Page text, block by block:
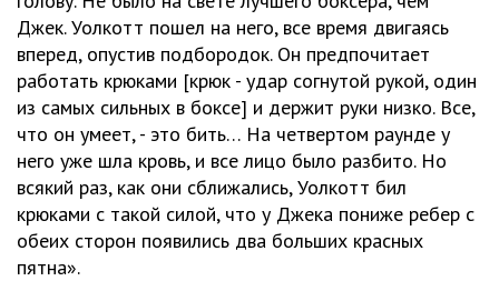
Джек. Уолкотт пошел на него, все время двигаясь
вперед, опустив подбородок. Он предпочитает
работать крюками [крюк - удар согнутой рукой, один
из самых сильных в боксе] и держит руки низко. Все,
что он умеет, - это бить… На четвертом раунде у
него уже шла кровь, и все лицо было разбито. Но
всякий раз, как они сближались, Уолкотт бил
крюками с такой силой, что у Джека пониже ребер с
обеих сторон появились два больших красных
пятна».